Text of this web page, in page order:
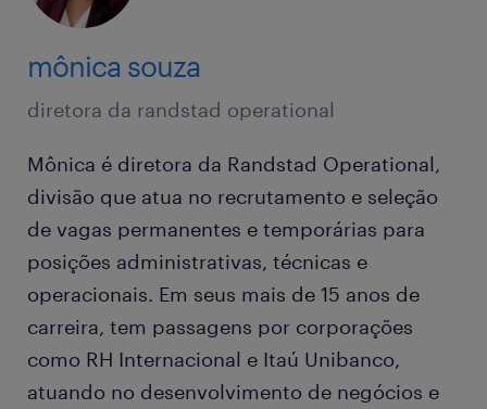
mônica souza
diretora da randstad operational
Mônica é diretora da Randstad Operational,
divisão que atua no recrutamento e seleção
de vagas permanentes e temporárias para
posições administrativas, técnicas e
operacionais. Em seus mais de 15 anos de
carreira, tem passagens por corporações
como RH Internacional e Itaú Unibanco,
atuando no desenvolvimento de negócios e